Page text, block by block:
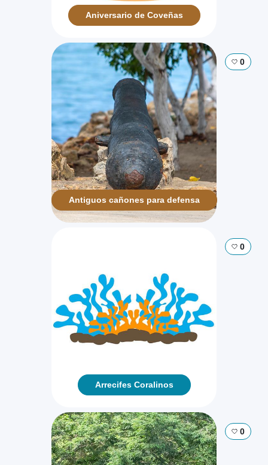
Aniversario de Coveñas
0
Antiguos cañones para defensa
0
Arrecifes Coralinos
0